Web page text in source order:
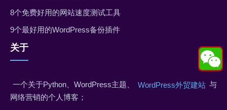
8个免费好用的网站速度测试工具
9个最好用的WordPress备份插件
关于
一个关于Python、WordPress主题、 WordPress外贸建站 与
网络营销的个人博客；